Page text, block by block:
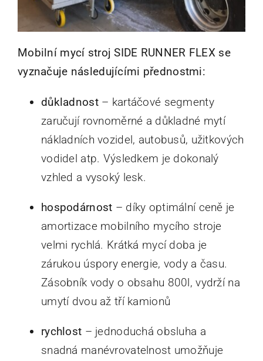
Mobilní mycí stroj SIDE RUNNER FLEX se
vyznačuje následujícími přednostmi:
důkladnost– kartáčové segmenty
zaručují rovnoměrné a důkladné mytí
nákladních vozidel, autobusů, užitkových
vodidel atp. Výsledkem je dokonalý
vzhled a vysoký lesk.
hospodárnost – díky optimální ceně je
amortizace mobilního mycího stroje
velmi rychlá. Krátká mycí doba je
zárukou úspory energie, vody a času.
Zásobník vody o obsahu 800l, vydrží na
umytí dvou až tří kamionů
rychlost – jednoduchá obsluha a
snadná manévrovatelnost umožňuje